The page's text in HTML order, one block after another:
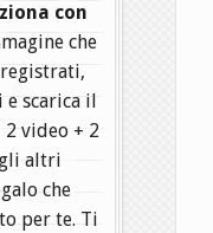
con
che
scarica il
video + 2
altri
che
per te. Ti